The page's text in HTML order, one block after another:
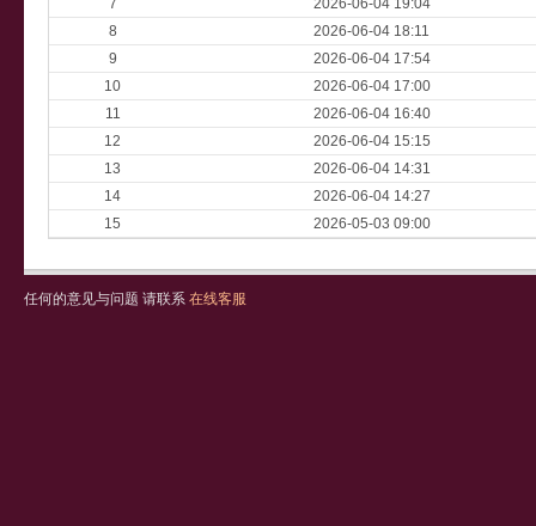
7
2026-06-04 19:04
8
2026-06-04 18:11
9
2026-06-04 17:54
10
2026-06-04 17:00
11
2026-06-04 16:40
12
2026-06-04 15:15
13
2026-06-04 14:31
14
2026-06-04 14:27
15
2026-05-03 09:00
任何的意见与问题 请联系 在线客服